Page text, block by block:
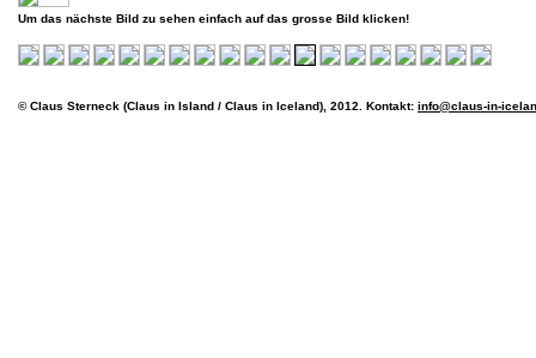
Um das nächste Bild zu sehen einfach auf das grosse Bild klicken!
© Claus Sterneck (Claus in Island / Claus in Iceland), 2012. Kontakt: info@claus-in-